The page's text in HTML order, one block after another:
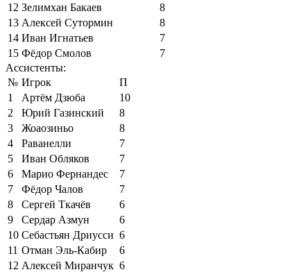
12 Зелимхан Бакаев
8
13 Алексей Сутормин
8
14 Иван Игнатьев
7
15 Фёдор Смолов
7
Ассистенты:
№ Игрок
П
1
Артём Дзюба
10
2
Юрий Газинский
8
3
Жоаозиньо
8
4
Раванелли
7
5
Иван Обляков
7
6
Марио Фернандес
7
7
Фёдор Чалов
7
8
Сергей Ткачёв
6
9
Сердар Азмун
6
10 Себастьян Дриусси 6
11 Отман Эль-Кабир
6
12 Алексей Миранчук 6